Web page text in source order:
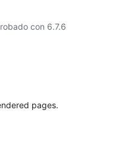
con 6.7.6
pages.